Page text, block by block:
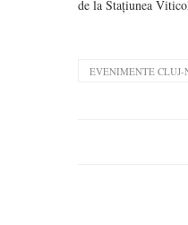
de la Stațiunea
EVENIMENTE CLUJ-